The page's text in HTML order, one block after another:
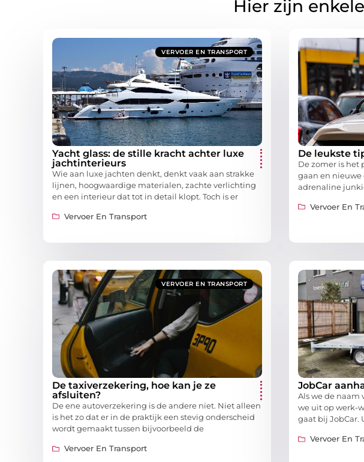
Hier zijn enkele
VERVOER EN TRANSPORT
Yacht glass: de stille kracht achter luxe
jachtinterieurs
Wie aan luxe jachten denkt, denkt vaak aan strakke
lijnen, hoogwaardige materialen, zachte verlichting
en een interieur dat tot in detail klopt. Toch is er
Vervoer En Transport
De leukste
De zomer is het
gaan en nieuwe
adrenaline
Vervoer En
VERVOER EN TRANSPORT
De taxiverzekering, hoe kan je ze
afsluiten?
De ene autoverzekering is de andere niet. Niet alleen
is het zo dat er in de praktijk een stevig onderscheid
wordt gemaakt tussen bijvoorbeeld de
Vervoer En Transport
JobCar
Als we de naam
we uit op werk-
gaat bij JobCar.
Vervoer En